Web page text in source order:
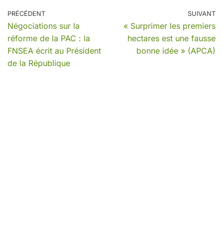
PRÉCÉDENT
Négociations sur la
réforme de la PAC : la
FNSEA écrit au Président
de la République
SUIVANT
« Surprimer les premiers
hectares est une fausse
bonne idée » (APCA)